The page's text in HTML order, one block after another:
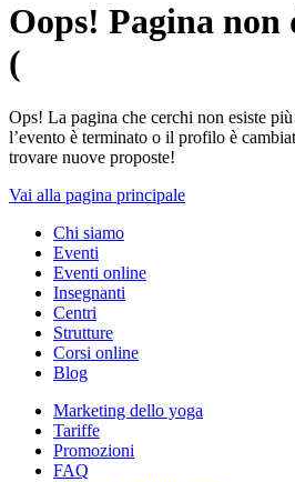
Oops! Pagina
(
Ops! La pagina che cerchi non esiste più
l’evento è terminato o il profilo è
trovare nuove proposte!
Vai alla pagina principale
Chi siamo
Eventi
Eventi online
Insegnanti
Centri
Strutture
Corsi online
Blog
Marketing dello yoga
Tariffe
Promozioni
FAQ